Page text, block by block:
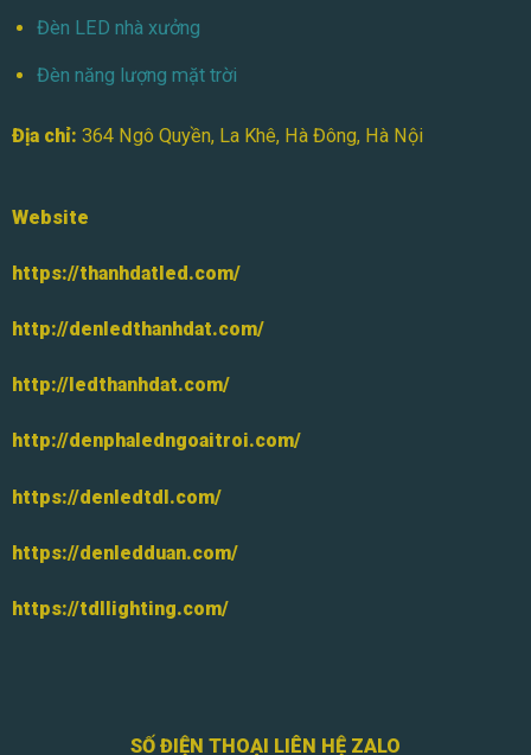
Đèn LED nhà xưởng
Đèn năng lượng mặt trời
Địa chỉ: 364 Ngô Quyền, La Khê, Hà Đông, Hà Nội
Website
https://thanhdatled.com/
http://denledthanhdat.com/
http://ledthanhdat.com/
http://denphaledngoaitroi.com/
https://denledtdl.com/
https://denledduan.com/
https://tdllighting.com/
SỐ ĐIỆN THOẠI LIÊN HỆ ZALO